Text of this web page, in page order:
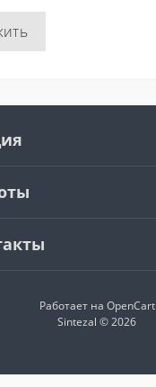
Работает на OpenCart
Sintezal © 2026